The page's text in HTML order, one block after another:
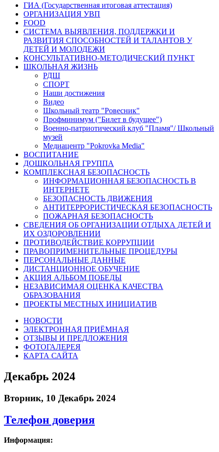
ГИА (Государственная итоговая аттестация)
ОРГАНИЗАЦИЯ УВП
FOOD
СИСТЕМА ВЫЯВЛЕНИЯ, ПОДДЕРЖКИ И
РАЗВИТИЯ СПОСОБНОСТЕЙ И ТАЛАНТОВ У
ДЕТЕЙ И МОЛОДЕЖИ
КОНСУЛЬТАТИВНО-МЕТОДИЧЕСКИЙ ПУНКТ
ШКОЛЬНАЯ ЖИЗНЬ
РДШ
СПОРТ
Наши достижения
Видео
Школьный театр "Ровесник"
Профминимум ("Билет в будущее")
Военно-патриотический клуб "Пламя"/ Школьный
музей
Медиацентр "Pokrovka Media"
ВОСПИТАНИЕ
ДОШКОЛЬНАЯ ГРУППА
КОМПЛЕКСНАЯ БЕЗОПАСНОСТЬ
ИНФОРМАЦИОННАЯ БЕЗОПАСНОСТЬ В
ИНТЕРНЕТЕ
БЕЗОПАСНОСТЬ ДВИЖЕНИЯ
АНТИТЕРРОРИСТИЧЕСКАЯ БЕЗОПАСНОСТЬ
ПОЖАРНАЯ БЕЗОПАСНОСТЬ
СВЕДЕНИЯ ОБ ОРГАНИЗАЦИИ ОТДЫХА ДЕТЕЙ И
ИХ ОЗДОРОВЛЕНИИ
ПРОТИВОДЕЙСТВИЕ КОРРУПЦИИ
ПРАВОПРИМЕНИТЕЛЬНЫЕ ПРОЦЕДУРЫ
ПЕРСОНАЛЬНЫЕ ДАННЫЕ
ДИСТАНЦИОННОЕ ОБУЧЕНИЕ
АКЦИЯ АЛЬБОМ ПОБЕДЫ
НЕЗАВИСИМАЯ ОЦЕНКА КАЧЕСТВА
ОБРАЗОВАНИЯ
ПРОЕКТЫ МЕСТНЫХ ИНИЦИАТИВ
НОВОСТИ
ЭЛЕКТРОННАЯ ПРИЁМНАЯ
ОТЗЫВЫ И ПРЕДЛОЖЕНИЯ
ФОТОГАЛЕРЕЯ
КАРТА САЙТА
Декабрь 2024
Вторник, 10 Декабрь 2024
Телефон доверия
Информация: